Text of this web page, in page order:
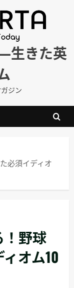
生きた英
ジン
必須イディオ
！野球
オム10